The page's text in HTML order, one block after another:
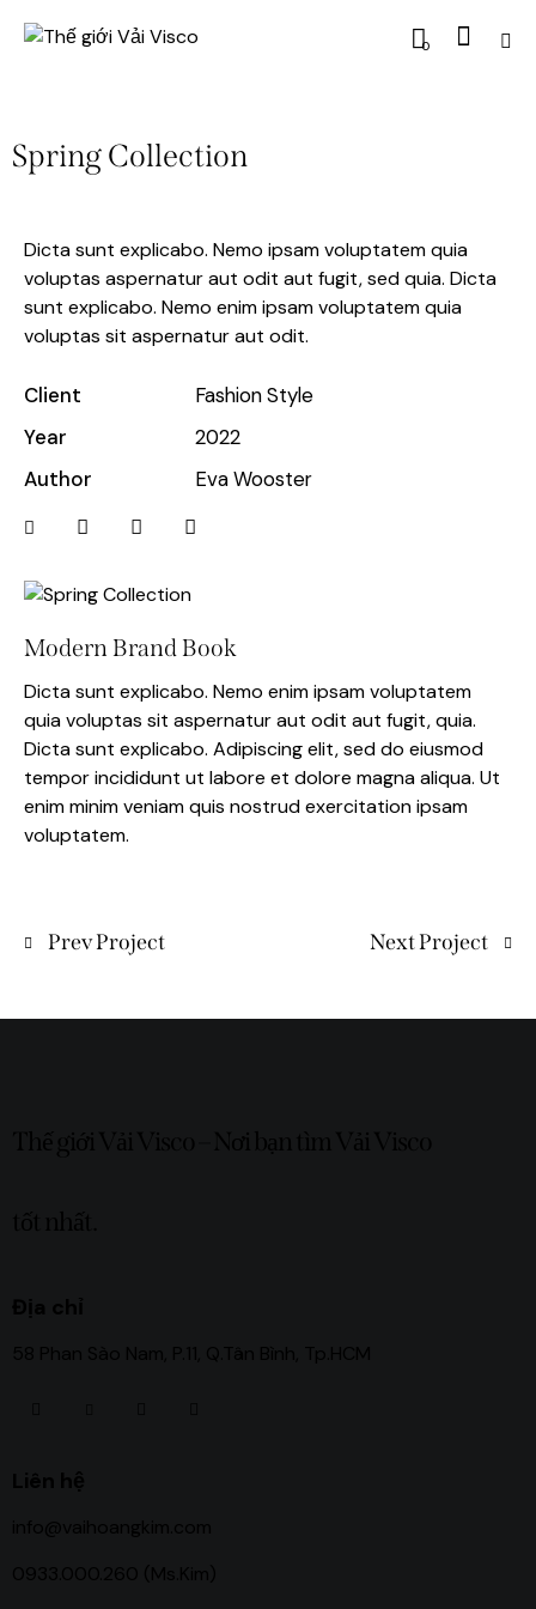
0
Spring Collection
Dicta sunt explicabo. Nemo ipsam voluptatem quia
voluptas aspernatur aut odit aut fugit, sed quia. Dicta
sunt explicabo. Nemo enim ipsam voluptatem quia
voluptas sit aspernatur aut odit.
Client
Fashion Style
Year
2022
Author
Eva Wooster
Modern Brand Book
Dicta sunt explicabo. Nemo enim ipsam voluptatem
quia voluptas sit aspernatur aut odit aut fugit, quia.
Dicta sunt explicabo. Adipiscing elit, sed do eiusmod
tempor incididunt ut labore et dolore magna aliqua. Ut
enim minim veniam quis nostrud exercitation ipsam
voluptatem.
Prev Project Next Project